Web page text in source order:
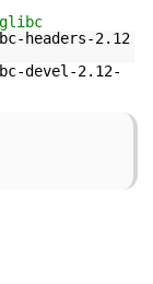
headers-2.12
devel-2.12-